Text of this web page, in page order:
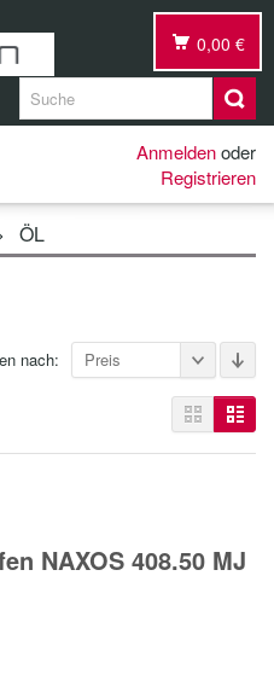
0,00 €
Anmeldenoder
Registrieren
ÖL
nach: Preis
NAXOS 408.50 MJ